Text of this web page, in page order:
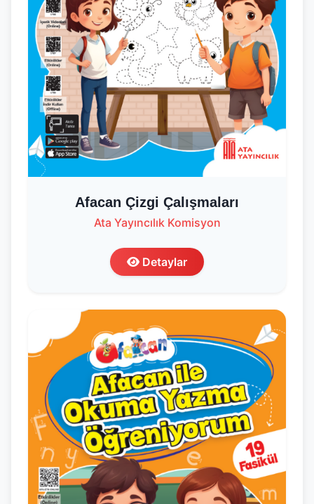
Afacan Çizgi Çalışmaları
Ata Yayıncılık Komisyon
Detaylar